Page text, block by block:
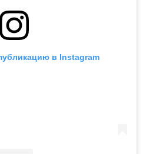
в Instagram